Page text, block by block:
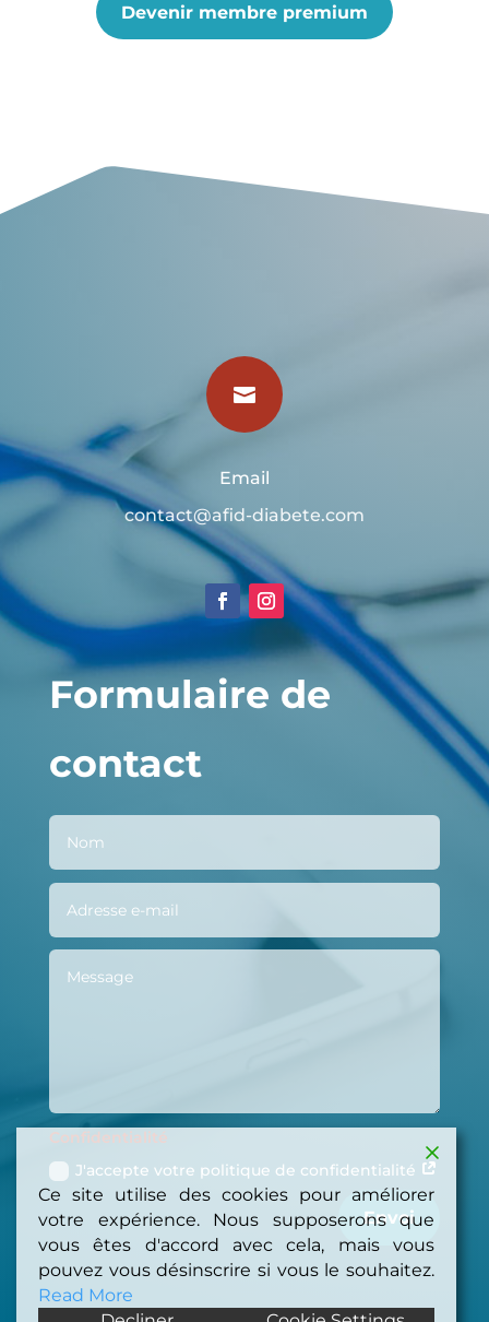
Devenir membre premium

Email
contact@afid-diabete.com
Formulaire de
contact
Confidentialité
J'accepte votre politique de confidentialité
Envoi
Ce site utilise des cookies pour améliorer
votre expérience. Nous supposerons que
vous êtes d'accord avec cela, mais vous
pouvez vous désinscrire si vous le souhaitez.
Read More